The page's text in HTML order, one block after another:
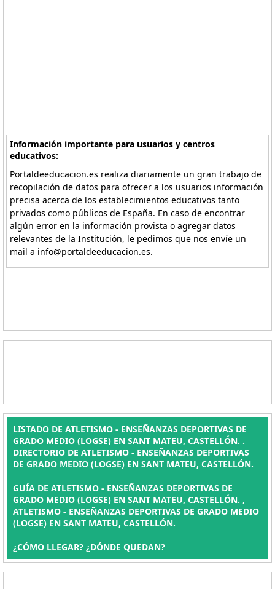
Información importante para usuarios y centros
educativos:
Portaldeeducacion.es realiza diariamente un gran trabajo de
recopilación de datos para ofrecer a los usuarios información
precisa acerca de los establecimientos educativos tanto
privados como públicos de España. En caso de encontrar
algún error en la información provista o agregar datos
relevantes de la Institución, le pedimos que nos envíe un
mail a info@portaldeeducacion.es.
LISTADO DE ATLETISMO - ENSEÑANZAS DEPORTIVAS DE
GRADO MEDIO (LOGSE) EN SANT MATEU, CASTELLÓN. .
DIRECTORIO DE ATLETISMO - ENSEÑANZAS DEPORTIVAS
DE GRADO MEDIO (LOGSE) EN SANT MATEU, CASTELLÓN.
GUÍA DE ATLETISMO - ENSEÑANZAS DEPORTIVAS DE
GRADO MEDIO (LOGSE) EN SANT MATEU, CASTELLÓN. ,
ATLETISMO - ENSEÑANZAS DEPORTIVAS DE GRADO MEDIO
(LOGSE) EN SANT MATEU, CASTELLÓN.
¿CÓMO LLEGAR? ¿DÓNDE QUEDAN?